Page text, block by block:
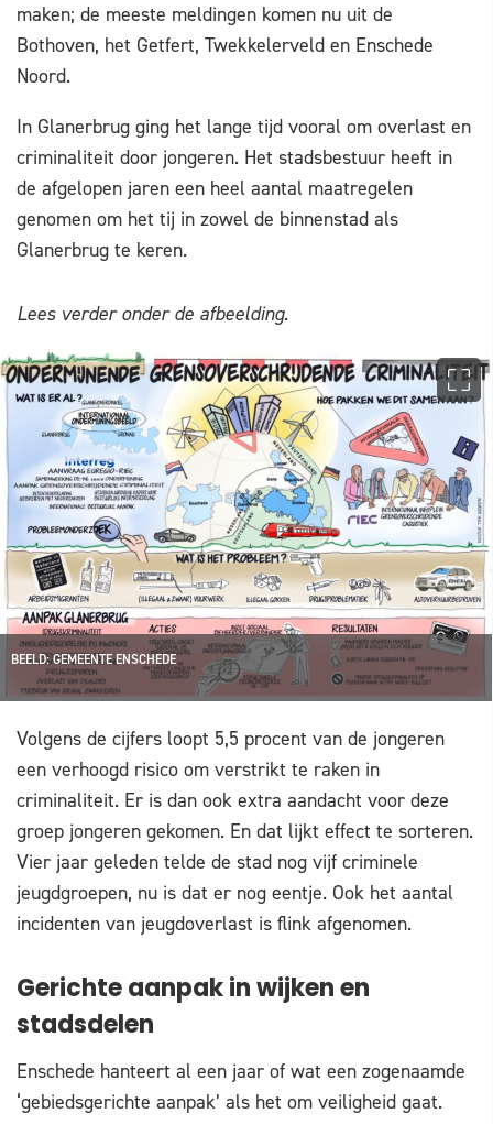
maken; de meeste meldingen komen nu uit de
Bothoven, het Getfert, Twekkelerveld en Enschede
Noord.
In Glanerbrug ging het lange tijd vooral om overlast en
criminaliteit door jongeren. Het stadsbestuur heeft in
de afgelopen jaren een heel aantal maatregelen
genomen om het tij in zowel de binnenstad als
Glanerbrug te keren.
Lees verder onder de afbeelding.
BEELD: GEMEENTE ENSCHEDE
Volgens de cijfers loopt 5,5 procent van de jongeren
een verhoogd risico om verstrikt te raken in
criminaliteit. Er is dan ook extra aandacht voor deze
groep jongeren gekomen. En dat lijkt effect te sorteren.
Vier jaar geleden telde de stad nog vijf criminele
jeugdgroepen, nu is dat er nog eentje. Ook het aantal
incidenten van jeugdoverlast is flink afgenomen.
Gerichte aanpak in wijken en
stadsdelen
Enschede hanteert al een jaar of wat een zogenaamde
‘gebiedsgerichte aanpak’ als het om veiligheid gaat.